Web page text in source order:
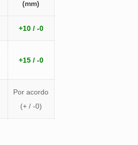
(mm)
+10 / -0
+15 / -0
Por acordo
(+ / -0)